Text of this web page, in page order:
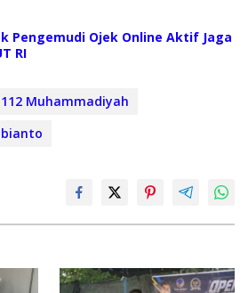
Pengemudi Ojek Online Aktif Jaga
RI
Muhammadiyah